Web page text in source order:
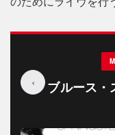
‹
ブルース・